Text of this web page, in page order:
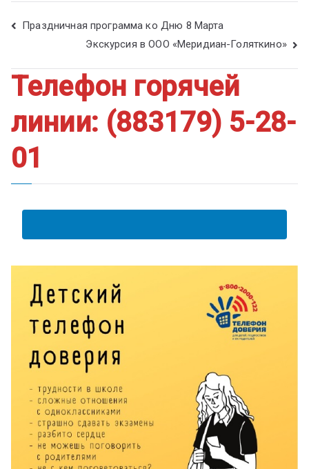
Праздничная программа ко Дню 8 Марта
Экскурсия в ООО «Меридиан-Голяткино»
Телефон горячей
линии: (883179) 5-28-
01